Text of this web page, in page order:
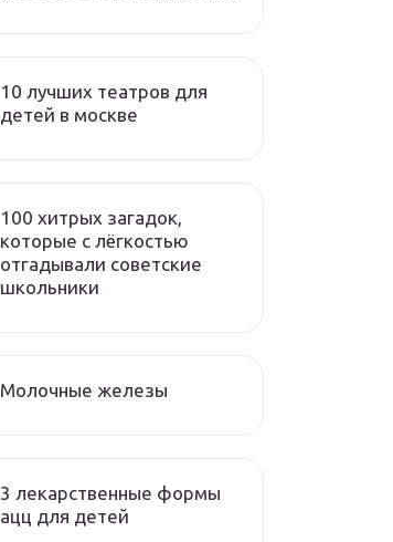
10 лучших театров для
детей в москве
100 хитрых загадок,
которые с лёгкостью
отгадывали советские
школьники
Молочные железы
3 лекарственные формы
ацц для детей